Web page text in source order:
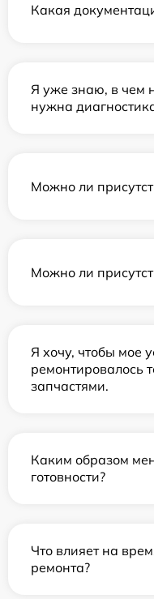
Какая
Я уже знаю, в чем
нужна
Можно ли
Можно ли
Я хочу, чтобы мое
ремонтировалось
запчастями.
Каким образом
готовности?
Что влияет на
ремонта?